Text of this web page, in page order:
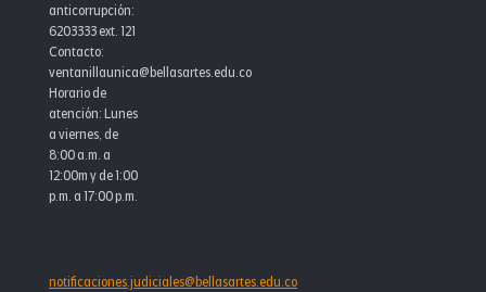
anticorrupción:
6203333 ext. 121
Contacto:
ventanillaunica@bellasartes.edu.co
Horario de
atención: Lunes
a viernes, de
8:00 a.m. a
12:00m y de 1:00
p.m. a 17:00 p.m.
notificaciones.judiciales@bellasartes.edu.co